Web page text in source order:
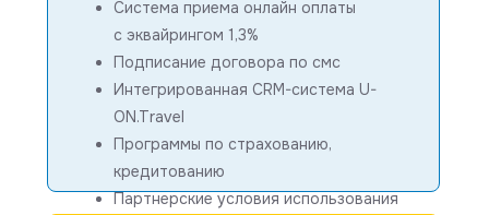
Система приема онлайн оплаты
с эквайрингом 1,3%
Подписание договора по смс
Интегрированная CRM-система U-
ON.Travel
Программы по страхованию,
кредитованию
Партнерские условия использования